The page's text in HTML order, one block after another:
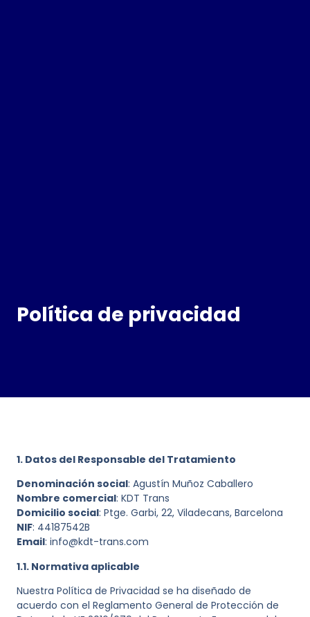
Política de privacidad
1. Datos del Responsable del Tratamiento
Denominación social: Agustín Muñoz Caballero
Nombre comercial: KDT Trans
Domicilio social: Ptge. Garbi, 22, Viladecans, Barcelona
NIF: 44187542B
Email: info@kdt-trans.com
1.1. Normativa aplicable
Nuestra Política de Privacidad se ha diseñado de
acuerdo con el Reglamento General de Protección de